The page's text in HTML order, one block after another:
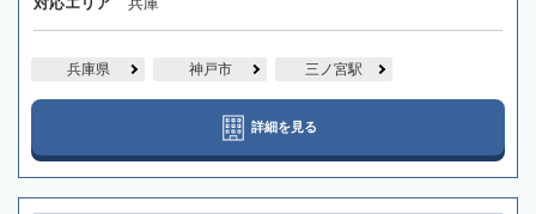
兵庫県 神戸市 三ノ宮駅
詳細を見る